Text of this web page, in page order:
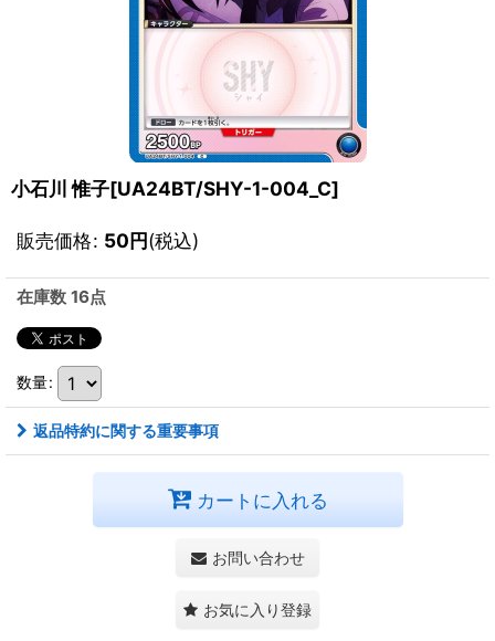
小石川 惟子[UA24BT/SHY-1-004_C]
販売価格: 50円(税込)
在庫数 16点
数量:
返品特約に関する重要事項
カートに入れる
お問い合わせ
お気に入り登録